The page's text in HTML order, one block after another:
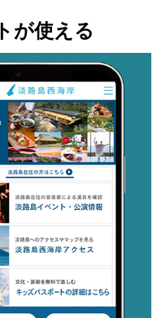
が使える